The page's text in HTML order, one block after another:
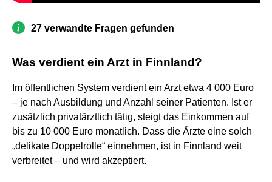
27 verwandte Fragen gefunden
Was verdient ein Arzt in Finnland?
Im öffentlichen System verdient ein Arzt etwa 4 000 Euro
– je nach Ausbildung und Anzahl seiner Patienten. Ist er
zusätzlich privatärztlich tätig, steigt das Einkommen auf
bis zu 10 000 Euro monatlich. Dass die Ärzte eine solch
„delikate Doppelrolle“ einnehmen, ist in Finnland weit
verbreitet – und wird akzeptiert.